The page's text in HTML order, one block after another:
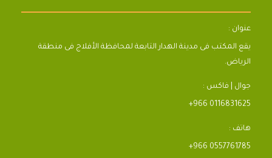
عنوان :
يقع المكتب فى مدينة الهدار التابعة لمحافظة الأفلاج فى منطقة
الرياض.
جوال | فاكس :
+966 0116831625
هاتف :
+966 0557761785